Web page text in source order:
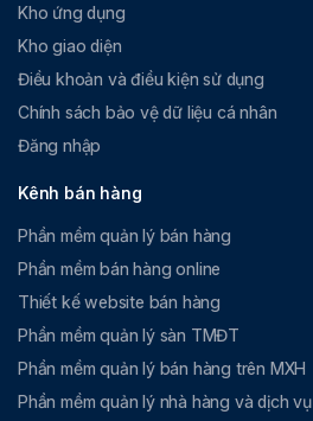
Kho ứng dụng
Kho giao diện
Điều khoản và điều kiện sử dụng
Chính sách bảo vệ dữ liệu cá nhân
Đăng nhập
Kênh bán hàng
Phần mềm quản lý bán hàng
Phần mềm bán hàng online
Thiết kế website bán hàng
Phần mềm quản lý sàn TMĐT
Phần mềm quản lý bán hàng trên MXH
Phần mềm quản lý nhà hàng và dịch vụ